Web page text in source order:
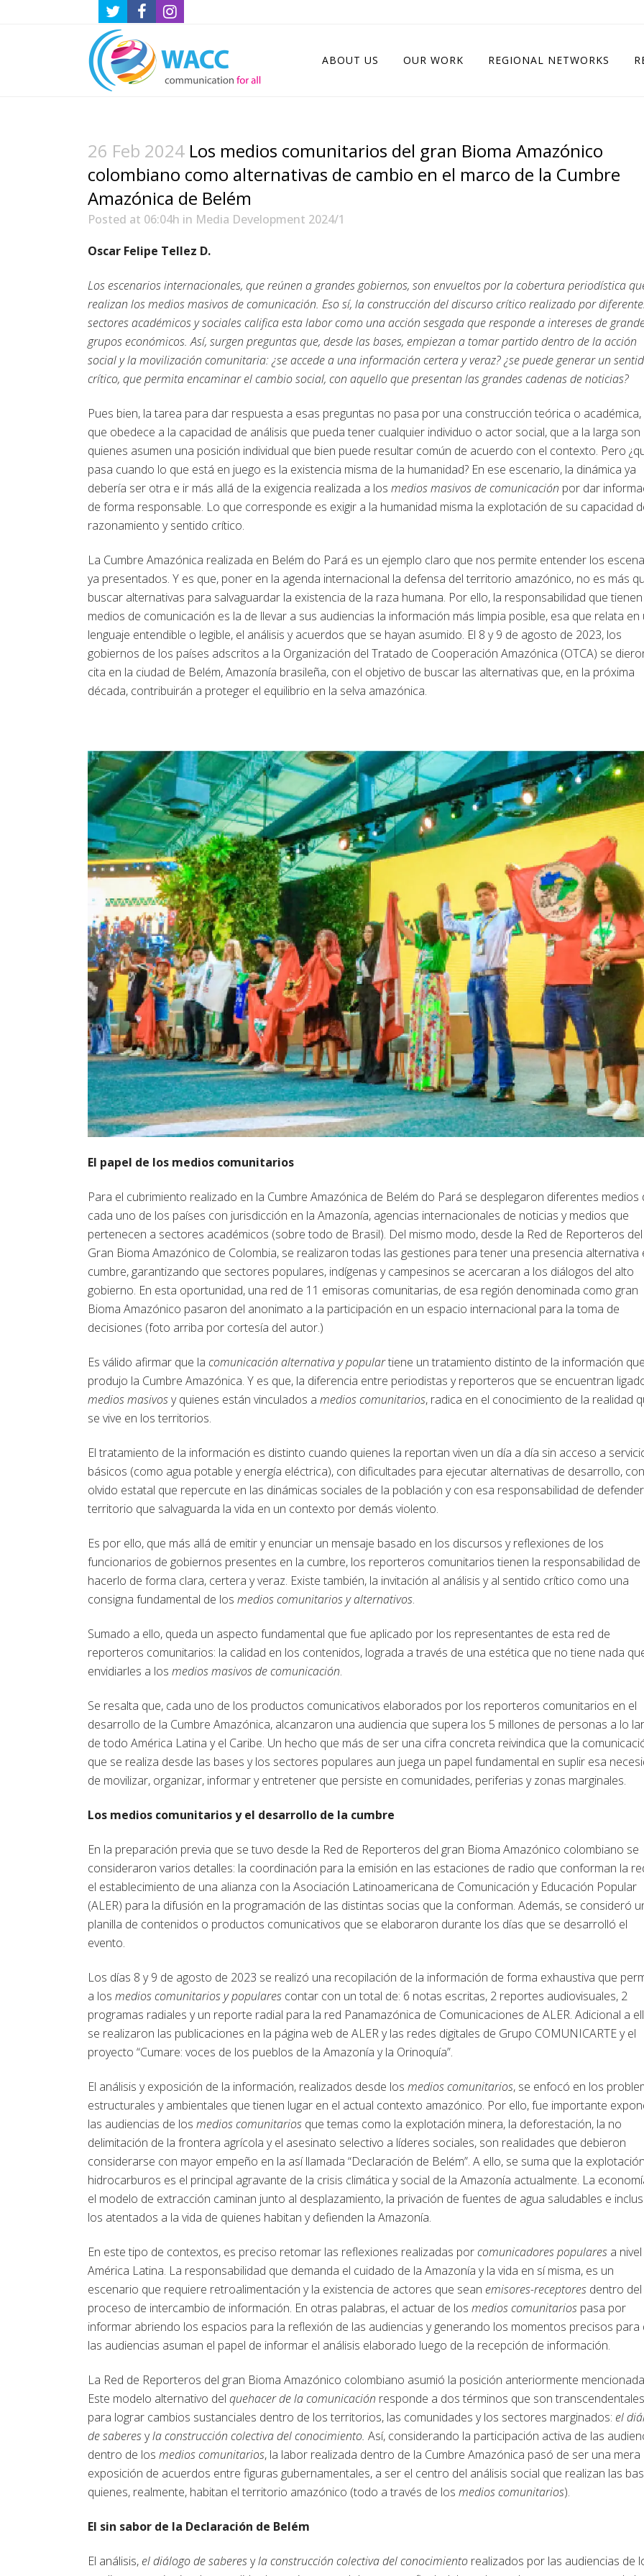
ABOUT US OUR WORK REGIONAL NETWORKS
26 Feb 2024 Los medios comunitarios del gran Bioma Amazónico
colombiano como alternativas de cambio en el marco de la Cumbre
Amazónica de Belém
Posted at 06:04h in Media Development 2024/1
Oscar Felipe Tellez D.
Los escenarios internacionales, que reúnen a grandes gobiernos, son envueltos por la cobertura periodística
realizan los medios masivos de comunicación. Eso sí, la construcción del discurso crítico realizado por
sectores académicos y sociales califica esta labor como una acción sesgada que responde a intereses de
grupos económicos. Así, surgen preguntas que, desde las bases, empiezan a tomar partido dentro de la acción
social y la movilización comunitaria: ¿se accede a una información certera y veraz? ¿se puede generar un
crítico, que permita encaminar el cambio social, con aquello que presentan las grandes cadenas de noticias?
Pues bien, la tarea para dar respuesta a esas preguntas no pasa por una construcción teórica o
que obedece a la capacidad de análisis que pueda tener cualquier individuo o actor social, que a la larga son
quienes asumen una posición individual que bien puede resultar común de acuerdo con el contexto. Pero
pasa cuando lo que está en juego es la existencia misma de la humanidad? En ese escenario, la dinámica ya
debería ser otra e ir más allá de la exigencia realizada a los medios masivos de comunicación por dar
de forma responsable. Lo que corresponde es exigir a la humanidad misma la explotación de su capacidad
razonamiento y sentido crítico.
La Cumbre Amazónica realizada en Belém do Pará es un ejemplo claro que nos permite entender los
ya presentados. Y es que, poner en la agenda internacional la defensa del territorio amazónico, no es más
buscar alternativas para salvaguardar la existencia de la raza humana. Por ello, la responsabilidad que
medios de comunicación es la de llevar a sus audiencias la información más limpia posible, esa que relata en
lenguaje entendible o legible, el análisis y acuerdos que se hayan asumido. El 8 y 9 de agosto de 2023, los
gobiernos de los países adscritos a la Organización del Tratado de Cooperación Amazónica (OTCA) se
cita en la ciudad de Belém, Amazonía brasileña, con el objetivo de buscar las alternativas que, en la próxima
década, contribuirán a proteger el equilibrio en la selva amazónica.
El papel de los medios comunitarios
Para el cubrimiento realizado en la Cumbre Amazónica de Belém do Pará se desplegaron diferentes medios
cada uno de los países con jurisdicción en la Amazonía, agencias internacionales de noticias y medios que
pertenecen a sectores académicos (sobre todo de Brasil). Del mismo modo, desde la Red de Reporteros del
Gran Bioma Amazónico de Colombia, se realizaron todas las gestiones para tener una presencia alternativa
cumbre, garantizando que sectores populares, indígenas y campesinos se acercaran a los diálogos del alto
gobierno. En esta oportunidad, una red de 11 emisoras comunitarias, de esa región denominada como gran
Bioma Amazónico pasaron del anonimato a la participación en un espacio internacional para la toma de
decisiones (foto arriba por cortesía del autor.)
Es válido afirmar que la comunicación alternativa y populartiene un tratamiento distinto de la información
produjo la Cumbre Amazónica. Y es que, la diferencia entre periodistas y reporteros que se encuentran
medios masivosy quienes están vinculados a medios comunitarios, radica en el conocimiento de la realidad
se vive en los territorios.
El tratamiento de la información es distinto cuando quienes la reportan viven un día a día sin acceso a
básicos (como agua potable y energía eléctrica), con dificultades para ejecutar alternativas de desarrollo,
olvido estatal que repercute en las dinámicas sociales de la población y con esa responsabilidad de
territorio que salvaguarda la vida en un contexto por demás violento.
Es por ello, que más allá de emitir y enunciar un mensaje basado en los discursos y reflexiones de los
funcionarios de gobiernos presentes en la cumbre, los reporteros comunitarios tienen la responsabilidad de
hacerlo de forma clara, certera y veraz. Existe también, la invitación al análisis y al sentido crítico como una
consigna fundamental de los medios comunitarios y alternativos.
Sumado a ello, queda un aspecto fundamental que fue aplicado por los representantes de esta red de
reporteros comunitarios: la calidad en los contenidos, lograda a través de una estética que no tiene nada
envidiarles a los medios masivos de comunicación.
Se resalta que, cada uno de los productos comunicativos elaborados por los reporteros comunitarios en el
desarrollo de la Cumbre Amazónica, alcanzaron una audiencia que supera los 5 millones de personas a lo
de todo América Latina y el Caribe. Un hecho que más de ser una cifra concreta reivindica que la
que se realiza desde las bases y los sectores populares aun juega un papel fundamental en suplir esa
de movilizar, organizar, informar y entretener que persiste en comunidades, periferias y zonas marginales.
Los medios comunitarios y el desarrollo de la cumbre
En la preparación previa que se tuvo desde la Red de Reporteros del gran Bioma Amazónico colombiano se
consideraron varios detalles: la coordinación para la emisión en las estaciones de radio que conforman la
el establecimiento de una alianza con la Asociación Latinoamericana de Comunicación y Educación Popular
(ALER) para la difusión en la programación de las distintas socias que la conforman. Además, se consideró
planilla de contenidos o productos comunicativos que se elaboraron durante los días que se desarrolló el
evento.
Los días 8 y 9 de agosto de 2023 se realizó una recopilación de la información de forma exhaustiva que
a los medios comunitarios y populares contar con un total de: 6 notas escritas, 2 reportes audiovisuales, 2
programas radiales y un reporte radial para la red Panamazónica de Comunicaciones de ALER. Adicional a
se realizaron las publicaciones en la página web de ALER y las redes digitales de Grupo COMUNICARTE y el
proyecto “Cumare: voces de los pueblos de la Amazonía y la Orinoquía”.
El análisis y exposición de la información, realizados desde los medios comunitarios, se enfocó en los
estructurales y ambientales que tienen lugar en el actual contexto amazónico. Por ello, fue importante
las audiencias de los medios comunitarios que temas como la explotación minera, la deforestación, la no
delimitación de la frontera agrícola y el asesinato selectivo a líderes sociales, son realidades que debieron
considerarse con mayor empeño en la así llamada “Declaración de Belém”. A ello, se suma que la
hidrocarburos es el principal agravante de la crisis climática y social de la Amazonía actualmente. La
el modelo de extracción caminan junto al desplazamiento, la privación de fuentes de agua saludables e
los atentados a la vida de quienes habitan y defienden la Amazonía.
En este tipo de contextos, es preciso retomar las reflexiones realizadas porcomunicadores populares a
América Latina. La responsabilidad que demanda el cuidado de la Amazonía y la vida en sí misma, es un
escenario que requiere retroalimentación y la existencia de actores que sean emisores-receptores dentro del
proceso de intercambio de información. En otras palabras, el actuar de los medios comunitarios pasa por
informar abriendo los espacios para la reflexión de las audiencias y generando los momentos precisos para
las audiencias asuman el papel de informar el análisis elaborado luego de la recepción de información.
La Red de Reporteros del gran Bioma Amazónico colombiano asumió la posición anteriormente
Este modelo alternativo del quehacer de la comunicación responde a dos términos que son transcendentales
para lograr cambios sustanciales dentro de los territorios, las comunidades y los sectores marginados: el
de saberesyla construcción colectiva del conocimiento. Así, considerando la participación activa de las
dentro de los medios comunitarios, la labor realizada dentro de la Cumbre Amazónica pasó de ser una mera
exposición de acuerdos entre figuras gubernamentales, a ser el centro del análisis social que realizan las
quienes, realmente, habitan el territorio amazónico (todo a través de los medios comunitarios).
El sin sabor de la Declaración de Belém
El análisis, el diálogo de saberesyla construcción colectiva del conocimiento realizados por las audiencias de